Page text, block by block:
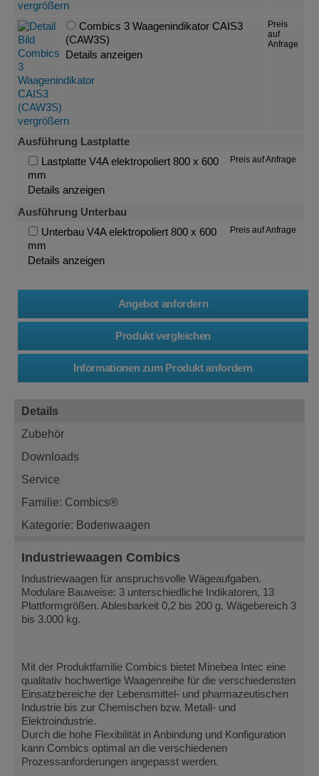
Combics 3 Waagenindikator CAIS3
(CAW3S)
Details anzeigen
Preis
auf
Anfrage
Ausführung Lastplatte
Lastplatte V4A elektropoliert 800 x 600
mm
Details anzeigen
Preis auf Anfrage
Ausführung Unterbau
Unterbau V4A elektropoliert 800 x 600
mm
Details anzeigen
Preis auf Anfrage
Details
Zubehör
Downloads
Service
Familie: Combics®
Kategorie: Bodenwaagen
Industriewaagen Combics
Industriewaagen für anspruchsvolle Wägeaufgaben.
Modulare Bauweise: 3 unterschiedliche Indikatoren, 13
Plattformgrößen. Ablesbarkeit 0,2 bis 200 g. Wägebereich 3
bis 3.000 kg.
Mit der Produktfamilie Combics bietet Minebea Intec eine
qualitativ hochwertige Waagenreihe für die verschiedensten
Einsatzbereiche der Lebensmittel- und pharmazeutischen
Industrie bis zur Chemischen bzw. Metall- und
Elektroindustrie.
Durch die hohe Flexibilität in Anbindung und Konfiguration
kann Combics optimal an die verschiedenen
Prozessanforderungen angepasst werden.